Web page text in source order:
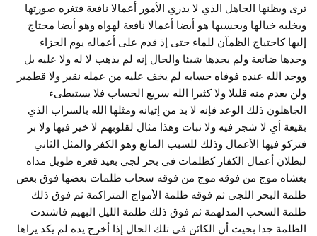
ترى ويظنها الجاهل الذي لا يدري الأمور أعمالا نافعة فتغره صورتها
ويخلبه خيالها ويحسبها هو أيضا أعمالا نافعة لهواه وهو أيضا محتاج
إليها كاحتياج الظمآن للماء حتى إذ قدم على أعماله يوم الجزاء
وجدها ضائعة ولم يجدها شيئا والحال إنه لم يذهب لا له ولا عليه بل
ووجد الله عنده فوفاه حسابه لم يخف عليه من عمله نقير ولا قطمير
ولن يعدم منه قليلا ولا كثيرا الله سريع الحساب فلا يستبطىء
الجاهلون ذلك الوعد فإنه لا بد من إتيانه ومثلها الله بالسراب الذي
بقيعة أي لا شجر فيه ولا نبات وهذا مثال لقلوبهم لا خير فيها ولا بر
فتزكو فيها الأعمال وذلك للسبب المانع وهو الكفر والمثل الثاني
لبطلان أعمال الكفار كظلمات في بحر لجي بعيد قعره طويل مداه
يغشاه موج من فوقه موج من فوقه سحاب ظلمات بعضها فوق بعض
ظلمة البحر اللجي ثم فوقه ظلمة الأمواج المتراكمة ثم فوق ذلك
ظلمة السحب المدلهمة ثم فوق ذلك ظلمة الليل البهيم فاشتدت
الظلمة جدا بحيث أن الكائن في تلك الحال إذا أخرج يده لم يكد يراها